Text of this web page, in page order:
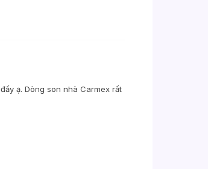
ạ. Dòng son nhà Carmex rất